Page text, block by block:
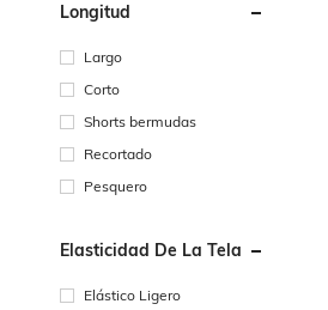
Longitud
Largo
Corto
Shorts bermudas
Recortado
Pesquero
Elasticidad De La Tela
Elástico Ligero